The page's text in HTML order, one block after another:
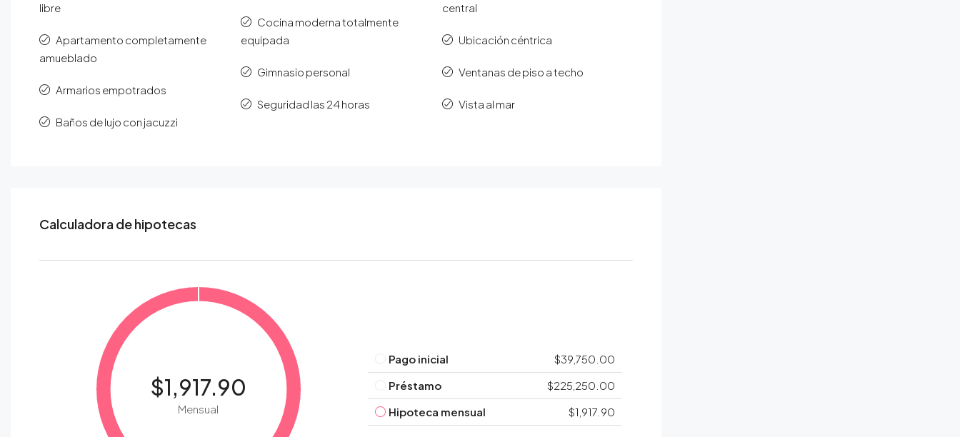
libre
Apartamento completamente
amueblado
Armarios empotrados
Baños de lujo con jacuzzi
Cocina moderna totalmente
equipada
Gimnasio personal
Seguridad las 24 horas
central
Ubicación céntrica
Ventanas de piso a techo
Vista al mar
Calculadora de hipotecas
$1,917.90
Mensual
Pago inicial
$39,750.00
Préstamo
$225,250.00
Hipoteca mensual
$1,917.90